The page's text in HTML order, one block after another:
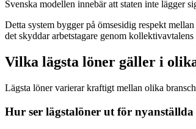
Svenska modellen innebär att staten inte lägger
Detta system bygger på ömsesidig respekt
det skyddar arbetstagare genom kollektivavtalens
Vilka lägsta löner gäller i
Lägsta löner varierar kraftigt mellan olika
Hur ser lägstalöner ut för nyanställda